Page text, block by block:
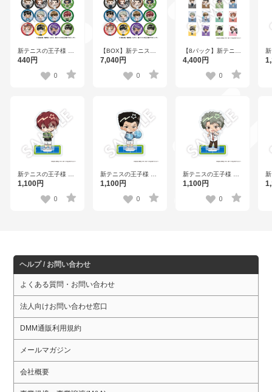
新テニスの王子様 フ
レフレンズ缶バッジ
440円
0
【BOX】新テニスの
王子様 フレフレンズ
7,040円
0
【8パック】新テニス
の王子様 フレフレン
Vol.8（1パック2枚入
り） 全16種
4,400円
0
新テニスの王子様 フ
レフレンズアクリル
1,100円
0
新テニスの王子様 フ
レフレンズアクリル
1,100円
0
新テニスの王子様 フ
レフレンズアクリル
1,100円
0
ヘルプ / お問い合わせ
よくある質問・お問い合わせ
法人向けお問い合わせ窓口
DMM通販利用規約
メールマガジン
会社概要